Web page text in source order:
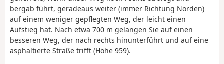
bergab führt, geradeaus weiter (immer Richtung Norden)
auf einem weniger gepflegten Weg, der leicht einen
Aufstieg hat. Nach etwa 700 m gelangen Sie auf einen
besseren Weg, der nach rechts hinunterführt und auf eine
asphaltierte Straße trifft (Höhe 959).